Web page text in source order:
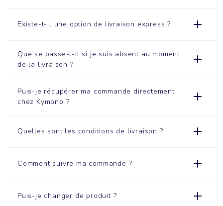
Existe-t-il une option de livraison express ?
Que se passe-t-il si je suis absent au moment
de la livraison ?
Puis-je récupérer ma commande directement
chez Kymono ?
Quelles sont les conditions de livraison ?
Comment suivre ma commande ?
Puis-je changer de produit ?